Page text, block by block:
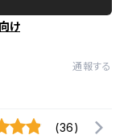
け
通報する
(36)